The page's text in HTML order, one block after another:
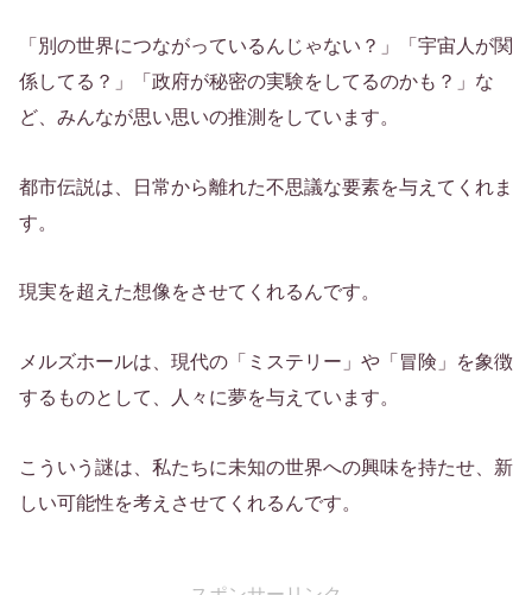
「別の世界につながっているんじゃない？」「宇宙人が関
係してる？」「政府が秘密の実験をしてるのかも？」な
ど、みんなが思い思いの推測をしています。
都市伝説は、日常から離れた不思議な要素を与えてくれま
す。
現実を超えた想像をさせてくれるんです。
メルズホールは、現代の「ミステリー」や「冒険」を象徴
するものとして、人々に夢を与えています。
こういう謎は、私たちに未知の世界への興味を持たせ、新
しい可能性を考えさせてくれるんです。